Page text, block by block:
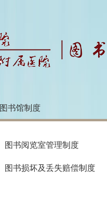
图书馆制度
图书阅览室管理制度
图书损坏及丢失赔偿制度